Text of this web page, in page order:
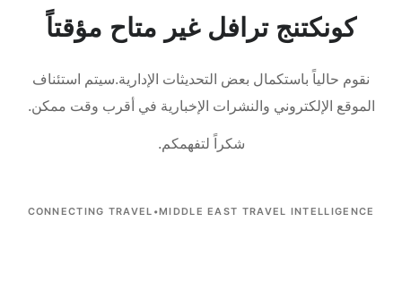
كونكتنج ترافل غير متاح مؤقتاً
نقوم حالياً باستكمال بعض التحديثات الإدارية.سيتم استئناف
الموقع الإلكتروني والنشرات الإخبارية في أقرب وقت ممكن.
شكراً لتفهمكم.
CONNECTING TRAVEL •MIDDLE EAST TRAVEL INTELLIGENCE